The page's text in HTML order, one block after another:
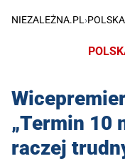
NIEZALEŻNA.PL ›POLSKA
„Termin 10
raczej